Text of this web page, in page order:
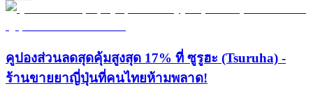
คูปองส่วนลดสุดคุ้มสูงสุด 17% ที่ ซูรูฮะ (Tsuruha) -
ร้านขายยาญี่ปุ่นที่คนไทยห้ามพลาด!